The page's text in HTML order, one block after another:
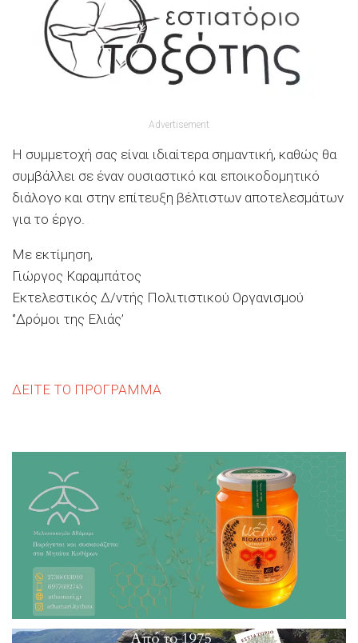
Advertisement
Η συμμετοχή σας είναι ιδιαίτερα σημαντική, καθώς θα
συμβάλλει σε έναν ουσιαστικό και εποικοδομητικό
διάλογο και στην επίτευξη βέλτιστων αποτελεσμάτων
για το έργο.
Με εκτίμηση,
Γιώργος Καραμπάτος
Εκτελεστικός Δ/ντής Πολιτιστικού Οργανισμού
‘’Δρόμοι της Ελιάς’
ΔΕΙΤΕ ΤΟ ΠΡΟΓΡΑΜΜΑ